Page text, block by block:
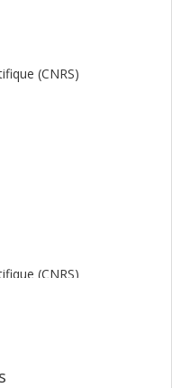
(CNRS)
(CNRS)